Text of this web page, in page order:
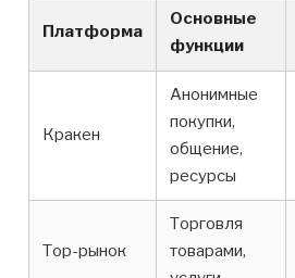
Платформа
Основные
функции
Кракен
Анонимные
покупки,
общение,
ресурсы
Тор-рынок
Торговля
товарами,